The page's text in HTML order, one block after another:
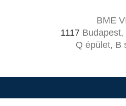
BME
1117
Q épület, B